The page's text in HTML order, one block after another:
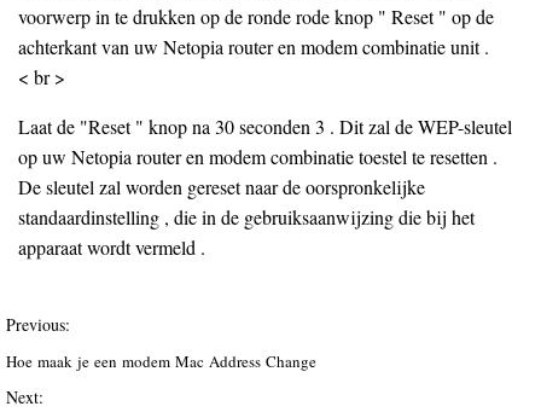
voorwerp in te drukken op de ronde rode knop " Reset " op de
achterkant van uw Netopia router en modem combinatie unit .
< br >
Laat de "Reset " knop na 30 seconden 3 . Dit zal de WEP-sleutel
op uw Netopia router en modem combinatie toestel te resetten .
De sleutel zal worden gereset naar de oorspronkelijke
standaardinstelling , die in de gebruiksaanwijzing die bij het
apparaat wordt vermeld .
Previous:
Hoe maak je een modem Mac Address Change
Next: